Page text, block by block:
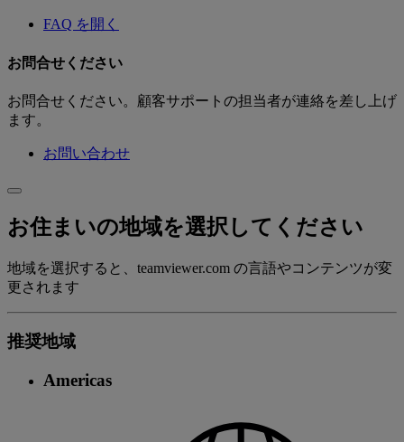
FAQ を開く
お問合せください
お問合せください。顧客サポートの担当者が連絡を差し上げ
ます。
お問い合わせ
お住まいの地域を選択してください
地域を選択すると、teamviewer.com の言語やコンテンツが変
更されます
推奨地域
Americas